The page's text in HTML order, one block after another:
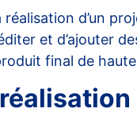
d’un
et d’ajouter
final de